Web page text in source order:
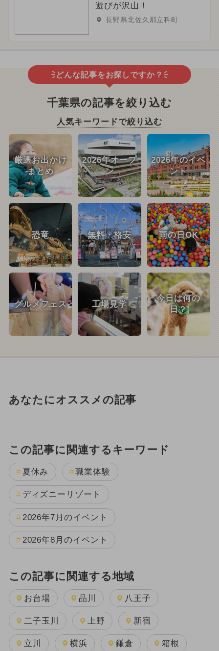
遊びが沢山！
長野県北佐久郡立科町
どんな記事をお探しですか？
千葉県の記事を絞り込む
人気キーワードで絞り込む
厳選お出かけ
まとめ
2026年オープ
ン
2026年のイベ
ント
恐竜 無料・格安 雨の日OK
グルメフェス 工場見学
今日は何の
日？
あなたにオススメの記事
この記事に関連するキーワード
夏休み 職業体験
ディズニーリゾート
2026年7月のイベント
2026年8月のイベント
この記事に関連する地域
お台場 品川 八王子
二子玉川 上野 新宿
立川 横浜 鎌倉 箱根